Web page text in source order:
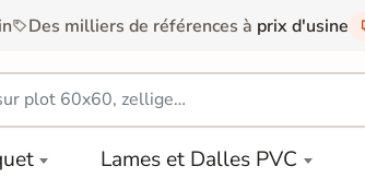
Des milliers de références à prix d'usine
Lames et Dalles PVC